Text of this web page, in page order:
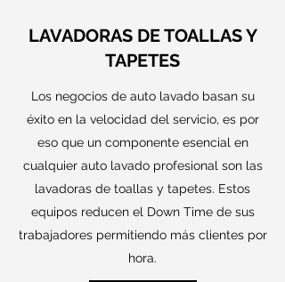
LAVADORAS DE TOALLAS Y
TAPETES
Los negocios de auto lavado basan su
éxito en la velocidad del servicio, es por
eso que un componente esencial en
cualquier auto lavado profesional son las
lavadoras de toallas y tapetes. Estos
equipos reducen el Down Time de sus
trabajadores permitiendo más clientes por
hora.